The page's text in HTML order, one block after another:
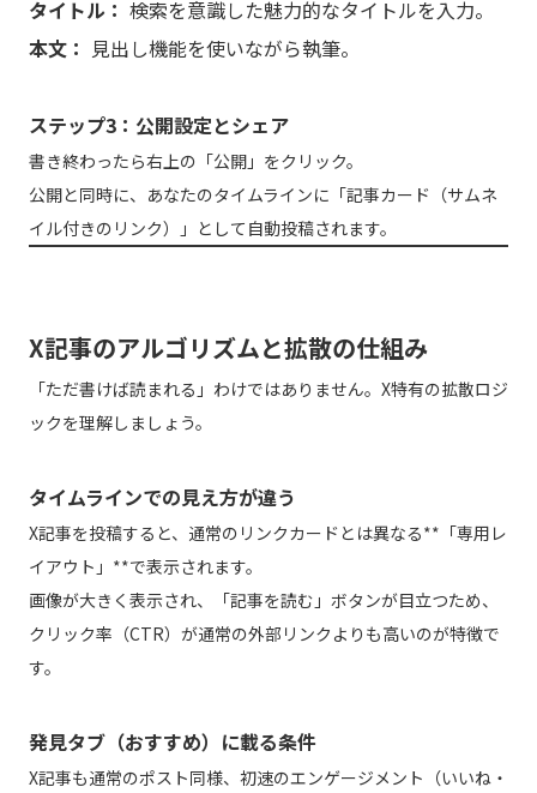
タイトル： 検索を意識した魅力的なタイトルを入力。
本文： 見出し機能を使いながら執筆。
ステップ3：公開設定とシェア
書き終わったら右上の「公開」をクリック。
公開と同時に、あなたのタイムラインに「記事カード（サムネ
イル付きのリンク）」として自動投稿されます。
X記事のアルゴリズムと拡散の仕組み
「ただ書けば読まれる」わけではありません。X特有の拡散ロジ
ックを理解しましょう。
タイムラインでの見え方が違う
X記事を投稿すると、通常のリンクカードとは異なる**「専用レ
イアウト」**で表示されます。
画像が大きく表示され、「記事を読む」ボタンが目立つため、
クリック率（CTR）が通常の外部リンクよりも高いのが特徴で
す。
発見タブ（おすすめ）に載る条件
X記事も通常のポスト同様、初速のエンゲージメント（いいね・